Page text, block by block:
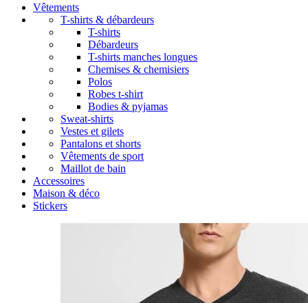
Vêtements
T-shirts & débardeurs
T-shirts
Débardeurs
T-shirts manches longues
Chemises & chemisiers
Polos
Robes t-shirt
Bodies & pyjamas
Sweat-shirts
Vestes et gilets
Pantalons et shorts
Vêtements de sport
Maillot de bain
Accessoires
Maison & déco
Stickers